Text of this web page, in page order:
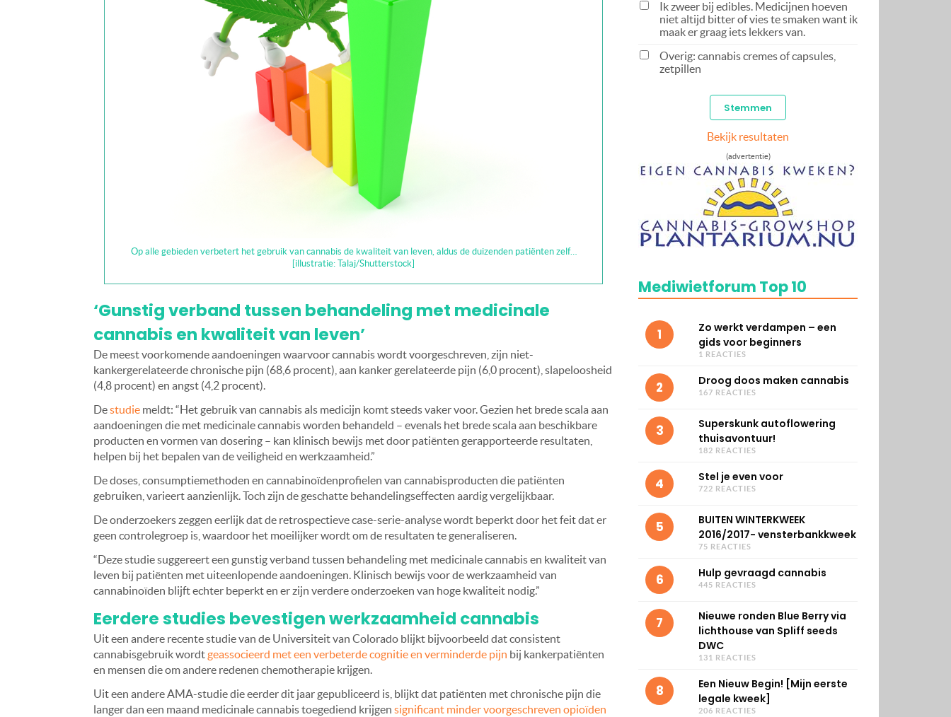
Op alle gebieden verbetert het gebruik van cannabis de kwaliteit van leven, aldus de duizenden patiënten zelf…
[illustratie: Talaj/Shutterstock]
‘Gunstig verband tussen behandeling met medicinale
cannabis en kwaliteit van leven’
De meest voorkomende aandoeningen waarvoor cannabis wordt voorgeschreven, zijn niet-
kankergerelateerde chronische pijn (68,6 procent), aan kanker gerelateerde pijn (6,0 procent), slapeloosheid
(4,8 procent) en angst (4,2 procent).
Destudie meldt: “Het gebruik van cannabis als medicijn komt steeds vaker voor. Gezien het brede scala aan
aandoeningen die met medicinale cannabis worden behandeld – evenals het brede scala aan beschikbare
producten en vormen van dosering – kan klinisch bewijs met door patiënten gerapporteerde resultaten,
helpen bij het bepalen van de veiligheid en werkzaamheid.”
De doses, consumptiemethoden en cannabinoïdenprofielen van cannabisproducten die patiënten
gebruiken, varieert aanzienlijk.Toch zijn de geschatte behandelingseffecten aardig vergelijkbaar.
De onderzoekers zeggen eerlijk dat de retrospectieve case-serie-analyse wordt beperkt door het feit dat er
geen controlegroep is, waardoor het moeilijker wordt om de resultaten te generaliseren.
“Deze studie suggereert een gunstig verband tussen behandeling met medicinale cannabis en kwaliteit van
leven bij patiënten met uiteenlopende aandoeningen. Klinisch bewijs voor de werkzaamheid van
cannabinoïden blijft echter beperkt en er zijn verdere onderzoeken van hoge kwaliteit nodig.”
Eerdere studies bevestigen werkzaamheid cannabis
Uit een andere recente studie van de Universiteit van Colorado blijkt bijvoorbeeld dat consistent
cannabisgebruik wordtgeassocieerd met een verbeterde cognitie en verminderde pijn bij kankerpatiënten
en mensen die om andere redenen chemotherapie krijgen.
Uit een andere AMA-studie die eerder dit jaar gepubliceerd is, blijkt dat patiënten met chronische pijn die
langer dan een maand medicinale cannabis toegediend krijgen significant minder voorgeschreven opioïden
Ik zweer bij edibles. Medicijnen hoeven
niet altijd bitter of vies te smaken want ik
maak er graag iets lekkers van.
Overig: cannabis cremes of capsules,
zetpillen
Bekijk resultaten
(advertentie)
Mediwietforum Top 10
1
Zo werkt verdampen – een
gids voor beginners
1 REACTIES
2 Droog doos maken cannabis
167 REACTIES
3
Superskunk autoflowering
thuisavontuur!
182 REACTIES
4 Stel je even voor
722 REACTIES
5
BUITEN WINTERKWEEK
2016/2017- vensterbankkweek
75 REACTIES
6 Hulp gevraagd cannabis
445 REACTIES
7
Nieuwe ronden Blue Berry via
lichthouse van Spliff seeds
DWC
131 REACTIES
8
Een Nieuw Begin! [Mijn eerste
legale kweek]
206 REACTIES